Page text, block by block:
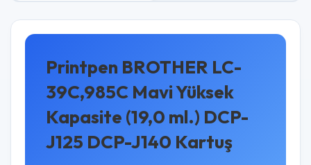
Printpen BROTHER LC-
39C,985C Mavi Yüksek
Kapasite (19,0 ml.) DCP-
J125 DCP-J140 Kartuş